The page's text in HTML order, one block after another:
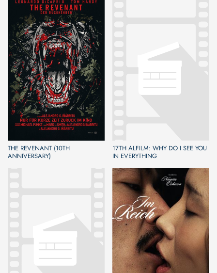
THE REVENANT (10TH
ANNIVERSARY)
17TH ALFILM: WHY DO I SEE YOU
IN EVERYTHING